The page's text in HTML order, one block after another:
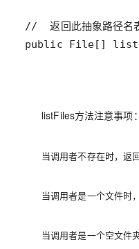
listFiles方法注意事项：
当调用者不存在时，返
当调用者是一个文件时
当调用者是一个空文件